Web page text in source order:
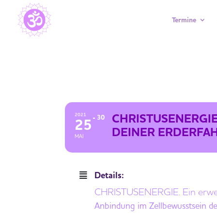
Termine
2021
25
MAI
30
DEINER
Details:
CHRISTUSENERGIE. Ein
Anbindung im Zellbewusstsein